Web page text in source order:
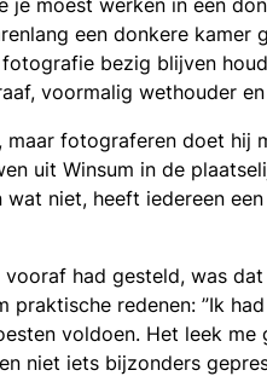
een donkere
bezig blijven
voormalig wethouder
maar fotograferen doet hij
uit Winsum in de
niet, heeft iedereen
had gesteld, was
praktische redenen: ”Ik
voldoen. Het leek
niet iets bijzonders